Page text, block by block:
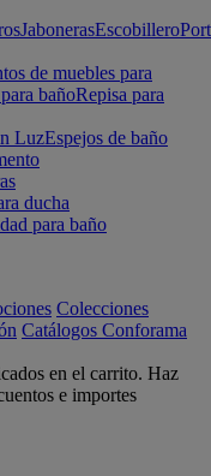
JabonerasEscobillero
de muebles para
bañoRepisa para
LuzEspejos de baño
ducha
para baño
Colecciones
Catálogos Conforama
en el carrito. Haz
e importes